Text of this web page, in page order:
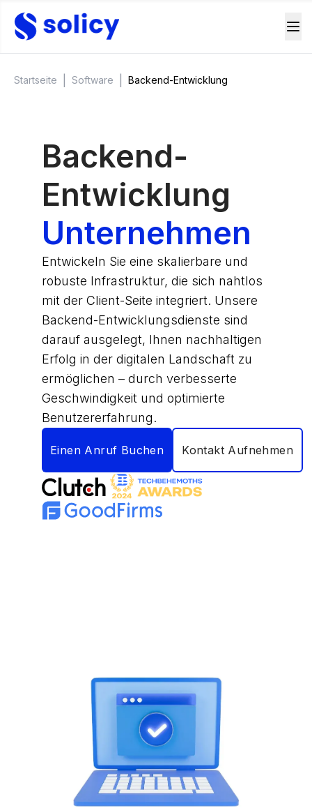
Startseite Software Backend-Entwicklung
Backend-
Entwicklung
Unternehmen
Entwickeln Sie eine skalierbare und
robuste Infrastruktur, die sich nahtlos
mit der Client-Seite integriert. Unsere
Backend-Entwicklungsdienste sind
darauf ausgelegt, Ihnen nachhaltigen
Erfolg in der digitalen Landschaft zu
ermöglichen – durch verbesserte
Geschwindigkeit und optimierte
Benutzererfahrung.
Einen Anruf Buchen Kontakt Aufnehmen